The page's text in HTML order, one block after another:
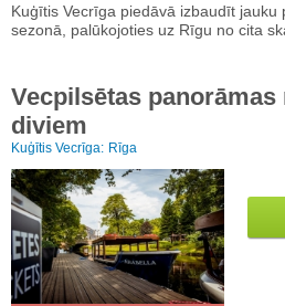
Kuģītis Vecrīga piedāvā izbaudīt jauku
sezonā, palūkojoties uz Rīgu no cita
Vecpilsētas
diviem
Kuģītis Vecrīga: Rīga